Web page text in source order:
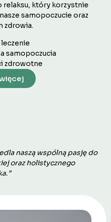
relaksu, który korzystnie
samopoczucie oraz
zdrowia.
leczenie
samopoczucia
zdrowotne
naszą wspólną pasję do
oraz holistycznego